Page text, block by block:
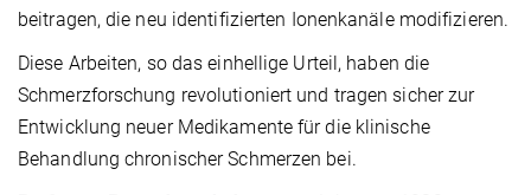
beitragen, die neu identifizierten Ionenkanäle modifizieren.
Diese Arbeiten, so das einhellige Urteil, haben die
Schmerzforschung revolutioniert und tragen sicher zur
Entwicklung neuer Medikamente für die klinische
Behandlung chronischer Schmerzen bei.